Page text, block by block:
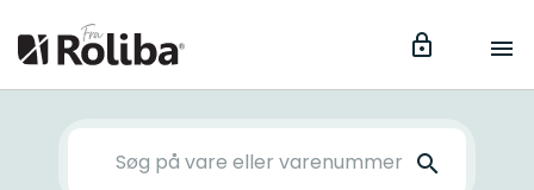
search
lock menu